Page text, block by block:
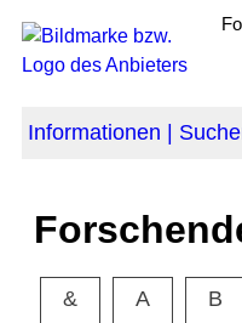
Informationen |
& A B